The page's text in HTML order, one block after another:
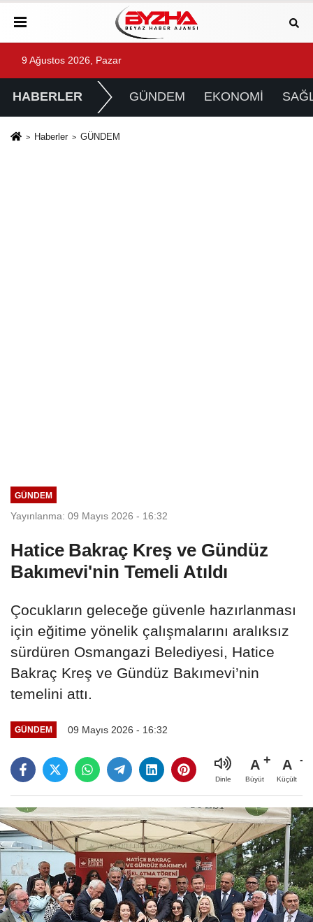
9 Ağustos 2026, Pazar
HABERLER GÜNDEM EKONOMİ
Haberler GÜNDEM
GÜNDEM
Yayınlanma: 09 Mayıs 2026 - 16:32
Hatice Bakraç Kreş ve Gündüz
Bakımevi'nin Temeli Atıldı
Çocukların geleceğe güvenle hazırlanması
için eğitime yönelik çalışmalarını aralıksız
sürdüren Osmangazi Belediyesi, Hatice
Bakraç Kreş ve Gündüz Bakımevi’nin
temelini attı.
GÜNDEM 09 Mayıs 2026 - 16:32
Dinle
A
Büyüt
A
Küçült